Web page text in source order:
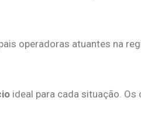
operadoras atuantes na
ideal para cada situação.